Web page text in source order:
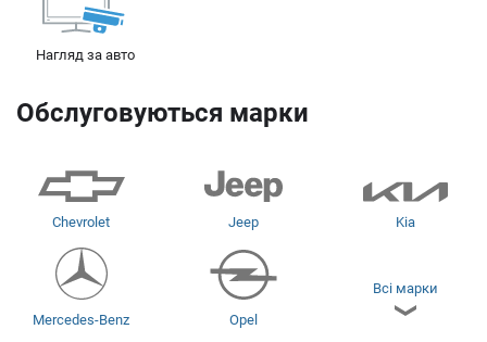
Нагляд за авто
Обслуговуються марки
Chevrolet Jeep Kia
Mercedes-Benz Opel
Всі марки